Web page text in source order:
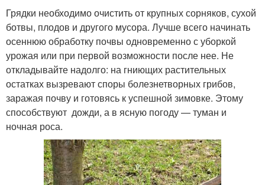
Грядки необходимо очистить от крупных сорняков, сухой
ботвы, плодов и другого мусора. Лучше всего начинать
осеннюю обработку почвы одновременно с уборкой
урожая или при первой возможности после нее. Не
откладывайте надолго: на гниющих растительных
остатках вызревают споры болезнетворных грибов,
заражая почву и готовясь к успешной зимовке. Этому
способствуют дожди, а в ясную погоду — туман и
ночная роса.